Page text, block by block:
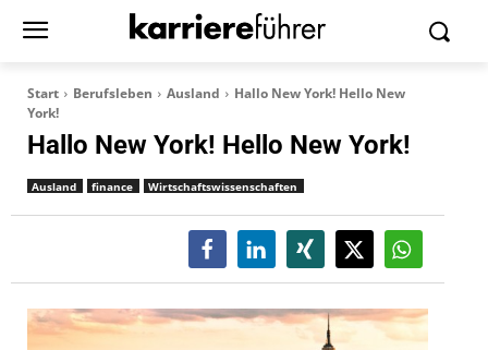
Start Berufsleben Ausland
Hallo New York! Hello New
York!
Hallo New York! Hello New York!
Ausland finance Wirtschaftswissenschaften